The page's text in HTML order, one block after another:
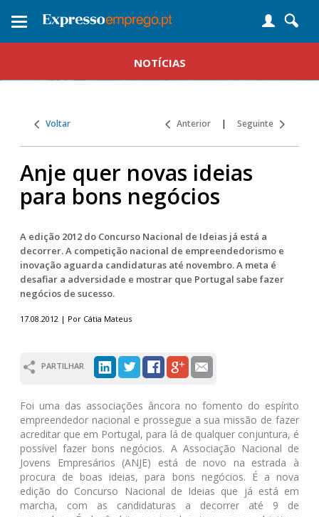
Toggle
NOTÍCIAS
Voltar Anterior | Seguinte
Anje quer novas ideias
para bons negócios
A edição 2012 do Concurso Nacional de Ideias já está a
decorrer. A competição nacional de empreendedorismo e
inovação aguarda candidaturas até novembro. A meta é
desafiar a adversidade e mostrar que Portugal sabe fazer
negócios de sucesso.
17.08.2012 | Por Cátia Mateus
PARTILHAR
Foi uma das associações âncora no fomento do espírito
empreendedor nacional e prossegue a sua missão de fazer
acreditar que em Portugal, para lá de qualquer conjuntura, é
possível fazer bons negócios. A Associação Nacional de
Jovens Empresários (ANJE) está de novo na estrada à
procura de boas ideias, para bons negócios. É a nova
edição do Concurso Nacional de Ideias que já está em
marcha, com as candidaturas a decorrer até 9 de